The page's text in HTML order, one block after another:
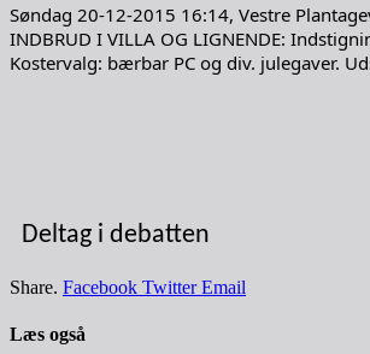
Søndag 20-12-2015 16:14, Vestre
INDBRUD I VILLA OG LIGNENDE:
Kostervalg: bærbar PC og div. julegaver.
Deltag i debatten
Share. Facebook Twitter Email
Læs også